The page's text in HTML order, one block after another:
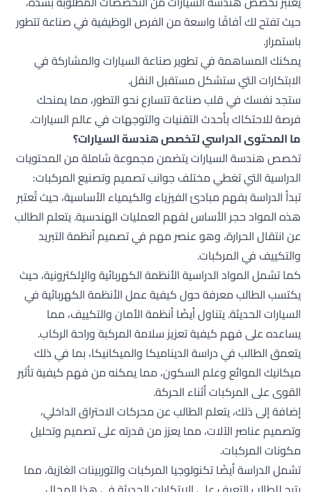
حيث تفتح لك آفاقًا واسعة من الفرص الوظيفية في صناعة تتطور
باستمرار.
يمكنك المساهمة في تطوير صناعة السيارات والمشاركة في
الابتكارات التي ستشكل مستقبل النقل.
ستجد نفسك في قلب صناعة تتسارع نحو التطور، مما يمنحك
فرصة للاحتكاك بأحدث التقنيات والتوجهات في عالم السيارات.
ما المحتوى الدراسي لتخصص هندسة السيارات؟
تخصص هندسة السيارات يتضمن مجموعة شاملة من المحتويات
الدراسية التي تغطي مختلف جوانب تصميم وتصنيع المركبات:
تبدأ الدراسة بفهم مبادئ الفيزياء والكيمياء الأساسية، حيث تُعتبر
هذه المواد حجر الأساس لفهم العمليات الهندسية. يتعلم الطالب
عن انتقال الحرارة، وهو عنصر مهم في تصميم أنظمة التبريد
والتكييف في المركبات.
كما تشمل المواد الدراسية الأنظمة الكهربائية والإلكترونية، حيث
يكتسب الطالب معرفة حول كيفية عمل الأنظمة الكهربائية في
السيارات الحديثة. يتناول أيضًا أنظمة الأمان والتكييف، مما
يساعده على فهم كيفية تعزيز سلامة المركبة وراحة الركاب.
يتعمق الطالب في دراسة الديناميكا والميكانيكا، بما في ذلك
ميكانيك الموائع وعلم السكون، مما يمكنه من فهم كيفية تأثير
القوى على المركبات أثناء الحركة.
إضافة إلى ذلك، يتعلم الطالب عن محركات الاحتراق الداخلي،
وتصميم عناصر الآلات، مما يعزز من قدرته على تصميم وتحليل
مكونات المركبات.
تشمل الدراسة أيضًا تكنولوجيا المركبات والتوربينات الغازية، مما